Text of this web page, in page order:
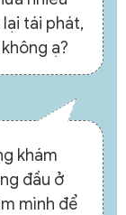
tái phát,
ạ?
khám
đầu ở
mình để